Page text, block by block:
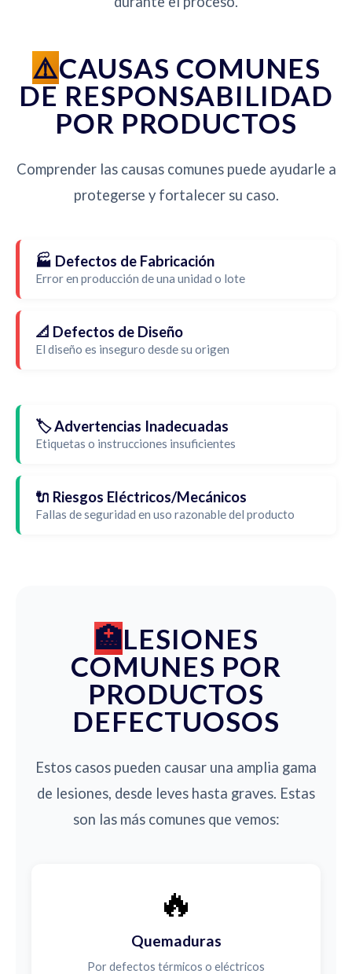
CAUSAS COMUNES
DE RESPONSABILIDAD
POR PRODUCTOS
Comprender las causas comunes puede ayudarle a
protegerse y fortalecer su caso.
🏭 Defectos de Fabricación
Error en producción de una unidad o lote
📐 Defectos de Diseño
El diseño es inseguro desde su origen
🏷️ Advertencias Inadecuadas
Etiquetas o instrucciones insuficientes
🔌 Riesgos Eléctricos/Mecánicos
Fallas de seguridad en uso razonable del producto
LESIONES
COMUNES POR
PRODUCTOS
DEFECTUOSOS
Estos casos pueden causar una amplia gama
de lesiones, desde leves hasta graves. Estas
son las más comunes que vemos:
🔥
Quemaduras
Por defectos térmicos o eléctricos